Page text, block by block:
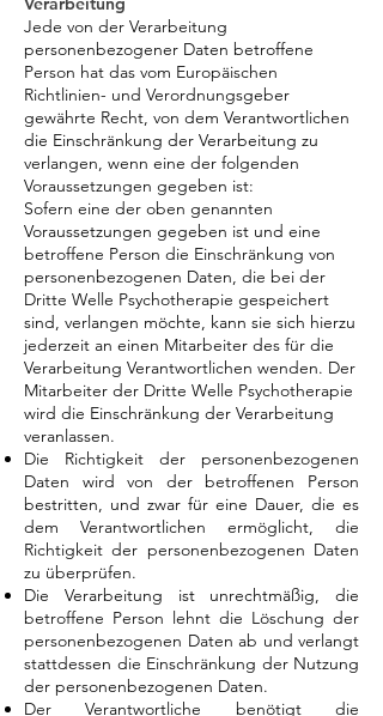
Jede von der Verarbeitung
personenbezogener Daten betroffene
Person hat das vom Europäischen
Richtlinien- und Verordnungsgeber
gewährte Recht, von dem Verantwortlichen
die Einschränkung der Verarbeitung zu
verlangen, wenn eine der folgenden
Voraussetzungen gegeben ist:
Sofern eine der oben genannten
Voraussetzungen gegeben ist und eine
betroffene Person die Einschränkung von
personenbezogenen Daten, die bei der
Dritte Welle Psychotherapie gespeichert
sind, verlangen möchte, kann sie sich hierzu
jederzeit an einen Mitarbeiter des für die
Verarbeitung Verantwortlichen wenden. Der
Mitarbeiter der Dritte Welle Psychotherapie
wird die Einschränkung der Verarbeitung
veranlassen.
Die Richtigkeit der personenbezogenen
Daten wird von der betroffenen Person
bestritten, und zwar für eine Dauer, die es
dem Verantwortlichen ermöglicht, die
Richtigkeit der personenbezogenen Daten
zu überprüfen.
Die Verarbeitung ist unrechtmäßig, die
betroffene Person lehnt die Löschung der
personenbezogenen Daten ab und verlangt
stattdessen die Einschränkung der Nutzung
der personenbezogenen Daten.
Der Verantwortliche benötigt die